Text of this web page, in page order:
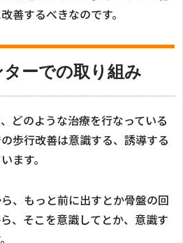
善するべきなのです。
ーでの取り組み
どのような治療を行なっている
歩行改善は意識する、誘導する
ます。
、もっと前に出すとか骨盤の回
、そこを意識してとか、意識す